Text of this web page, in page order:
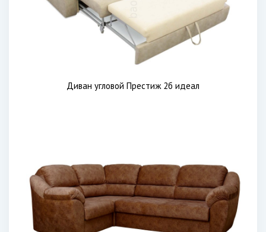
Диван угловой Престиж 2б идеал